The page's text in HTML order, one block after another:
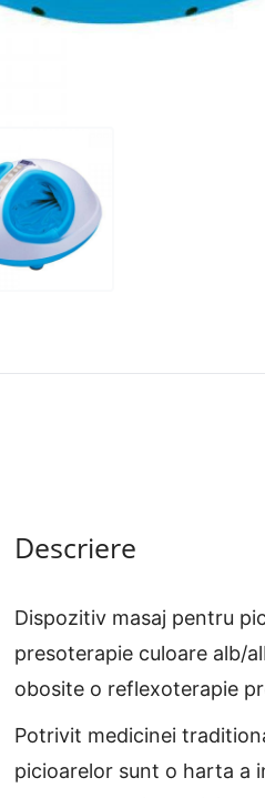
Descriere
Dispozitiv masaj pentru
presoterapie culoare alb/
obosite o reflexoterapie
Potrivit medicinei
picioarelor sunt o harta a